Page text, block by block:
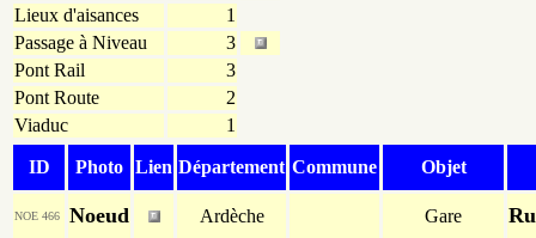
Lieux d'aisances
1
Passage à Niveau
3
Pont Rail
3
Pont Route
2
Viaduc
1
ID Photo Lien Département Commune Objet
NOE 466 Noeud Ardèche Gare